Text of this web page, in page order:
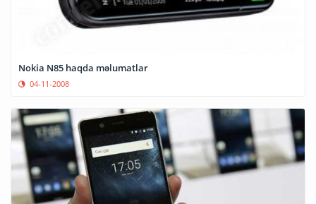
Nokia N85 haqda məlumatlar
04-11-2008